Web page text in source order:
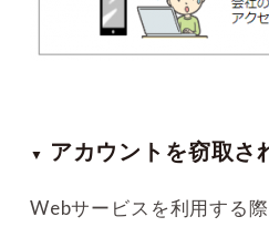
▼ アカウントを窃取さ
Webサービスを利用する